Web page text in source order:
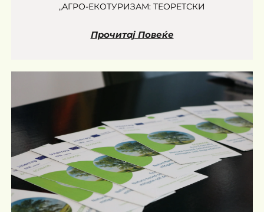
„АГРО-ЕКОТУРИЗАМ: ТЕОРЕТСКИ
Прочитај Повеќе